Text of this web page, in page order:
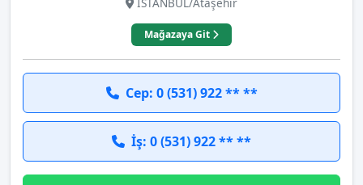
Mağazaya Git
Cep: 0 (531) 922 ** **
İş: 0 (531) 922 ** **